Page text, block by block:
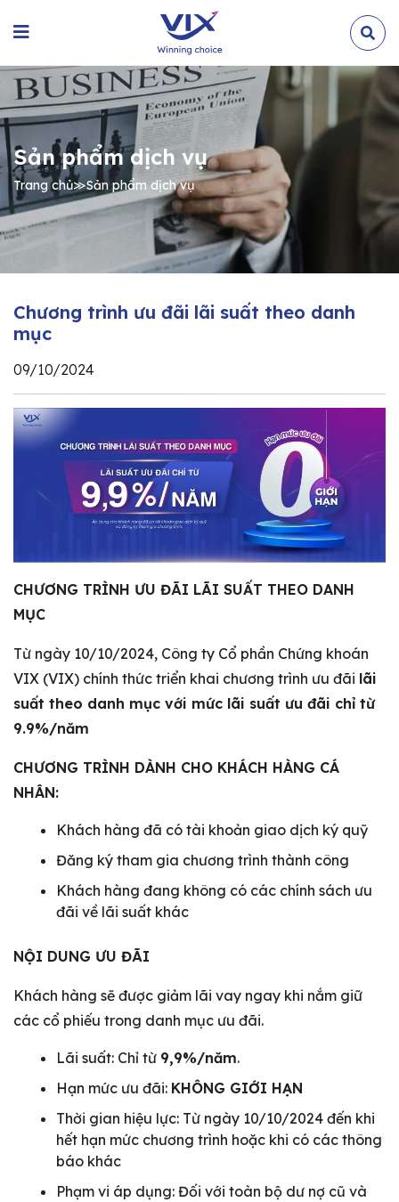
Sản phẩm dịch vụ
Trang chủ≫Sản phẩm dịch vụ
Chương trình ưu đãi lãi suất theo danh
mục
09/10/2024
CHƯƠNG TRÌNH ƯU ĐÃI LÃI SUẤT THEO DANH
MỤC
Từ ngày 10/10/2024, Công ty Cổ phần Chứng khoán
VIX (VIX) chính thức triển khai chương trình ưu đãi lãi
suất theo danh mục với mức lãi suất ưu đãi chỉ từ
9.9%/năm
CHƯƠNG TRÌNH DÀNH CHO KHÁCH HÀNG CÁ
NHÂN:
Khách hàng đã có tài khoản giao dịch ký quỹ
Đăng ký tham gia chương trình thành công
Khách hàng đang không có các chính sách ưu
đãi về lãi suất khác
NỘI DUNG ƯU ĐÃI
Khách hàng sẽ được giảm lãi vay ngay khi nắm giữ
các cổ phiếu trong danh mục ưu đãi.
Lãi suất: Chỉ từ 9,9%/năm.
Hạn mức ưu đãi: KHÔNG GIỚI HẠN
Thời gian hiệu lực: Từ ngày 10/10/2024 đến khi
hết hạn mức chương trình hoặc khi có các thông
báo khác
Phạm vi áp dụng: Đối với toàn bộ dư nợ cũ và